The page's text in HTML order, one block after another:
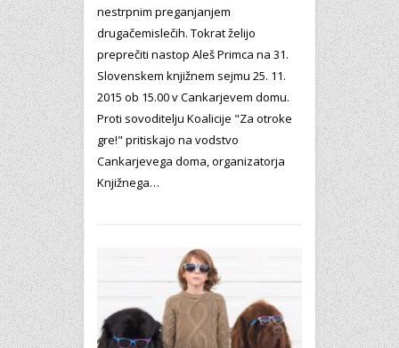
nestrpnim preganjanjem
drugačemislečih. Tokrat želijo
preprečiti nastop Aleš Primca na 31.
Slovenskem knjižnem sejmu 25. 11.
2015 ob 15.00 v Cankarjevem domu.
Proti sovoditelju Koalicije "Za otroke
gre!" pritiskajo na vodstvo
Cankarjevega doma, organizatorja
Knjižnega…